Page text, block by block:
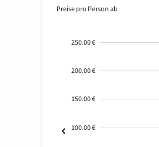
Preise pro Person ab
250.00 €
200.00 €
150.00 €
100.00 €